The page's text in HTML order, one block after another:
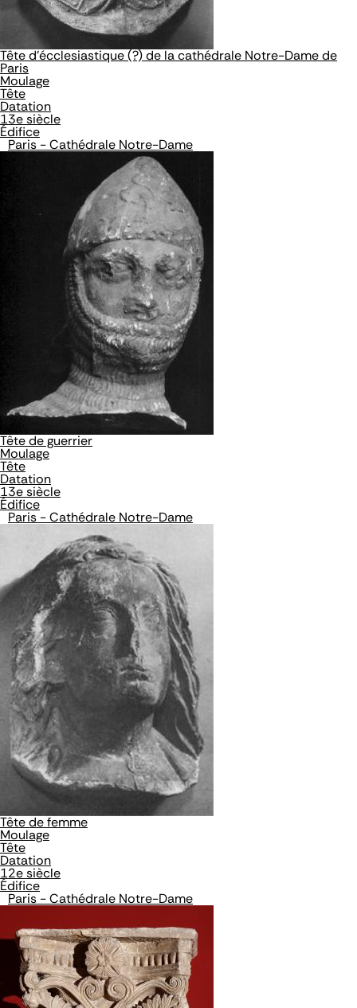
Tête d'écclesiastique (?) de la cathédrale Notre-Dame de
Paris
Moulage
Tête
Datation
13e siècle
Édifice
Paris - Cathédrale Notre-Dame
Tête de guerrier
Moulage
Tête
Datation
13e siècle
Édifice
Paris - Cathédrale Notre-Dame
Tête de femme
Moulage
Tête
Datation
12e siècle
Édifice
Paris - Cathédrale Notre-Dame